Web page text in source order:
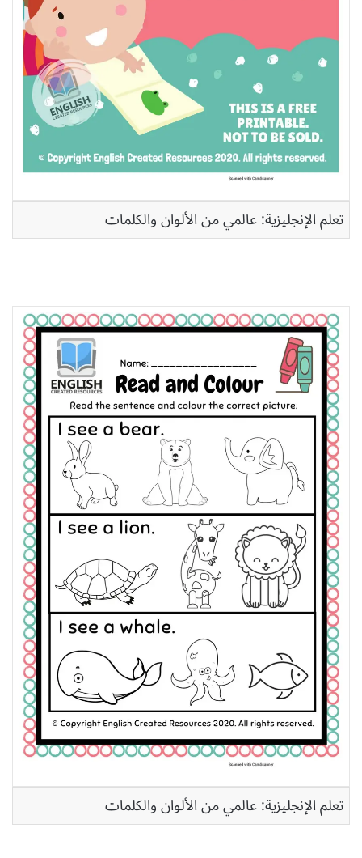
تعلم الإنجليزية: عالمي من الألوان والكلمات
تعلم الإنجليزية: عالمي من الألوان والكلمات